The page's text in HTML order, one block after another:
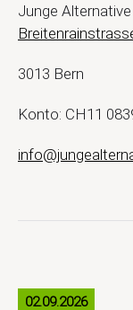
Junge Alternative
3013 Bern
Konto: CH11
02.09.2026